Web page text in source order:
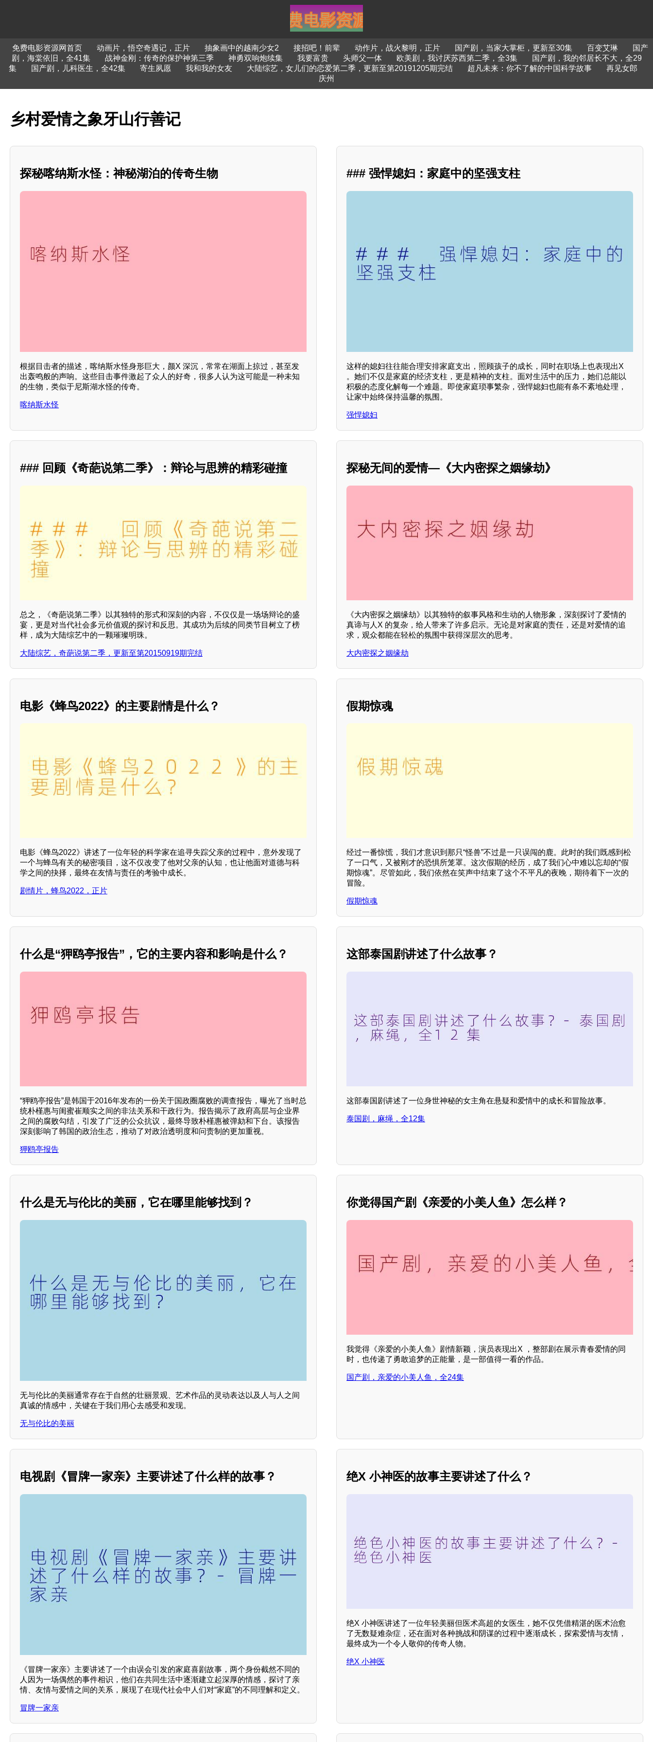
免费电影资源网首页 动画片，悟空奇遇记，正片 抽象画中的越南少女2 接招吧！前辈 动作片，战火黎明，正片 国产剧，当家大掌柜，更新至30集 百变艾琳
国产
剧，海棠依旧，全41集
战神金刚：传奇的保护神第三季 神勇双响炮续集 我要富贵 头师父一体 欧美剧，我讨厌苏西第二季，全3集
国产剧，我的邻居长不大，全29
集
国产剧，儿科医生，全42集 寄生夙愿 我和我的女友 大陆综艺，女儿们的恋爱第二季，更新至第20191205期完结 超凡未来：你不了解的中国科学故事
再见女郎
庆州
乡村爱情之象牙山行善记
探秘喀纳斯水怪：神秘湖泊的传奇生物
根据目击者的描述，喀纳斯水怪身形巨大，颜X 深沉，常常在湖面上掠过，甚至发
出轰鸣般的声响。这些目击事件激起了众人的好奇，很多人认为这可能是一种未知
的生物，类似于尼斯湖水怪的传奇。
喀纳斯水怪
### 强悍媳妇：家庭中的坚强支柱
这样的媳妇往往能合理安排家庭支出，照顾孩子的成长，同时在职场上也表现出X
。她们不仅是家庭的经济支柱，更是精神的支柱。面对生活中的压力，她们总能以
积极的态度化解每一个难题。即使家庭琐事繁杂，强悍媳妇也能有条不紊地处理，
让家中始终保持温馨的氛围。
强悍媳妇
### 回顾《奇葩说第二季》：辩论与思辨的精彩碰撞
总之，《奇葩说第二季》以其独特的形式和深刻的内容，不仅仅是一场场辩论的盛
宴，更是对当代社会多元价值观的探讨和反思。其成功为后续的同类节目树立了榜
样，成为大陆综艺中的一颗璀璨明珠。
大陆综艺，奇葩说第二季，更新至第20150919期完结
探秘无间的爱情—《大内密探之姻缘劫》
《大内密探之姻缘劫》以其独特的叙事风格和生动的人物形象，深刻探讨了爱情的
真谛与人X 的复杂，给人带来了许多启示。无论是对家庭的责任，还是对爱情的追
求，观众都能在轻松的氛围中获得深层次的思考。
大内密探之姻缘劫
电影《蜂鸟2022》的主要剧情是什么？
电影《蜂鸟2022》讲述了一位年轻的科学家在追寻失踪父亲的过程中，意外发现了
一个与蜂鸟有关的秘密项目，这不仅改变了他对父亲的认知，也让他面对道德与科
学之间的抉择，最终在友情与责任的考验中成长。
剧情片，蜂鸟2022，正片
假期惊魂
经过一番惊慌，我们才意识到那只“怪兽”不过是一只误闯的鹿。此时的我们既感到松
了一口气，又被刚才的恐惧所笼罩。这次假期的经历，成了我们心中难以忘却的“假
期惊魂”。尽管如此，我们依然在笑声中结束了这个不平凡的夜晚，期待着下一次的
冒险。
假期惊魂
什么是“狎鸥亭报告”，它的主要内容和影响是什么？
“狎鸥亭报告”是韩国于2016年发布的一份关于国政圈腐败的调查报告，曝光了当时总
统朴槿惠与闺蜜崔顺实之间的非法关系和干政行为。报告揭示了政府高层与企业界
之间的腐败勾结，引发了广泛的公众抗议，最终导致朴槿惠被弹劾和下台。该报告
深刻影响了韩国的政治生态，推动了对政治透明度和问责制的更加重视。
狎鸥亭报告
这部泰国剧讲述了什么故事？
这部泰国剧讲述了一位身世神秘的女主角在悬疑和爱情中的成长和冒险故事。
泰国剧，麻绳，全12集
什么是无与伦比的美丽，它在哪里能够找到？
无与伦比的美丽通常存在于自然的壮丽景观、艺术作品的灵动表达以及人与人之间
真诚的情感中，关键在于我们用心去感受和发现。
无与伦比的美丽
你觉得国产剧《亲爱的小美人鱼》怎么样？
我觉得《亲爱的小美人鱼》剧情新颖，演员表现出X ，整部剧在展示青春爱情的同
时，也传递了勇敢追梦的正能量，是一部值得一看的作品。
国产剧，亲爱的小美人鱼，全24集
电视剧《冒牌一家亲》主要讲述了什么样的故事？
《冒牌一家亲》主要讲述了一个由误会引发的家庭喜剧故事，两个身份截然不同的
人因为一场偶然的事件相识，他们在共同生活中逐渐建立起深厚的情感，探讨了亲
情、友情与爱情之间的关系，展现了在现代社会中人们对“家庭”的不同理解和定义。
冒牌一家亲
绝X 小神医的故事主要讲述了什么？
绝X 小神医讲述了一位年轻美丽但医术高超的女医生，她不仅凭借精湛的医术治愈
了无数疑难杂症，还在面对各种挑战和阴谋的过程中逐渐成长，探索爱情与友情，
最终成为一个令人敬仰的传奇人物。
绝X 小神医